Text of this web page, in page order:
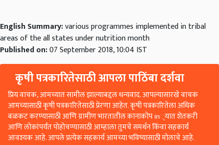
English Summary:various programmes implemented in tribal
areas of the all states under nutrition month
Published on:07 September 2018, 10:04 IST
कृषी पत्रकारितेसाठी आपला पाठिंबा दर्शवा
प्रिय वाचक, आमच्यात सामील झाल्याबद्दल धन्यवाद. आपल्यासारखे वाचक
आमच्यासाठी कृषी पत्रकारितेसाठी प्रेरणा आहेत. कृषी पत्रकारितेला अधिक
बळकट करण्यासाठी आणि ग्रामीण भारतातील कानाकोप in्यात शेतकरी
आणि लोकांपर्यंत पोहोचण्यासाठी आम्हाला तुमचे समर्थन किंवा सहकार्य
आवश्यक आहे. आपले प्रत्येक सहकार्य आमच्या भविष्यासाठी मोलाचे आहे.